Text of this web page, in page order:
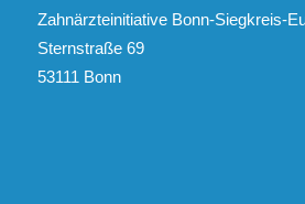
Zahnärzteinitiative Bonn-Siegkreis-
Sternstraße 69
53111 Bonn